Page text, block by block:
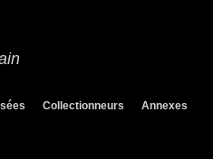
Collectionneurs Annexes